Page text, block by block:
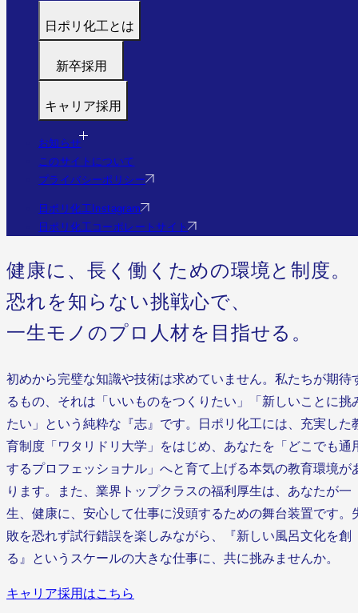
日ポリ化工とは
代表メッセージ
すぐわかる日ポリ化工
会社情報・沿革
事業・実績を見る（実績サイトへ）
新卒採用
福利厚生・研修
採用フロー
Q&A
社員の様子
エントリー
キャリア採用
募集職種
福利厚生・研修
Q&A
お知らせ
このサイトについて
プライバシーポリシー
日ポリ化工Instagram
日ポリ化工コーポレートサイト
健康に、長く働くための環境と制度。
恐れを知らない挑戦心で、
一生モノのプロ人材を目指せる。
初めから完璧な知識や技術は求めていません。私たちが期待
るもの、それは「いいものをつくりたい」「新しいことに挑
たい」という純粋な『志』です。日ポリ化工には、充実した
育制度「ワタリドリ大学」をはじめ、あなたを「どこでも通
するプロフェッショナル」へと育て上げる本気の教育環境が
ります。また、業界トップクラスの福利厚生は、あなたが一
生、健康に、安心して仕事に没頭するための舞台装置です。
敗を恐れず試行錯誤を楽しみながら、『新しい風呂文化を創
る』というスケールの大きな仕事に、共に挑みませんか。
キャリア採用はこちら